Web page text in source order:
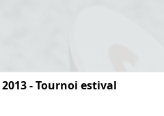
2013 - Tournoi estival